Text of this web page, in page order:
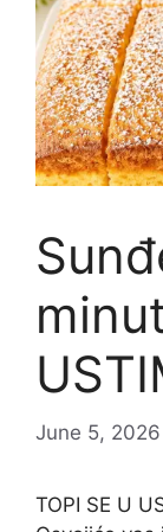
June 5, 2026
TOPI SE U